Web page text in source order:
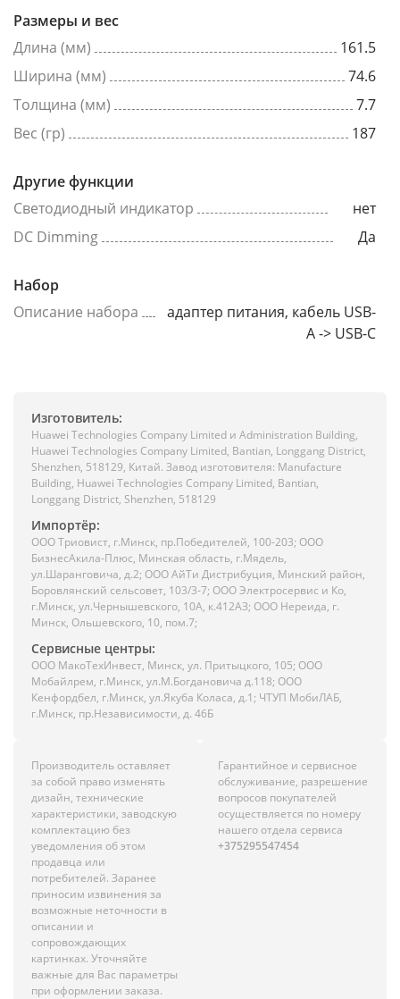
Размеры и вес
Длина (мм)
161.5
Ширина (мм)
74.6
Толщина (мм)
7.7
Вес (гр)
187
Другие функции
Светодиодный индикатор
нет
DC Dimming
Да
Набор
Описание набора
адаптер питания, кабель USB-
A -> USB-C
Изготовитель:
Huawei Technologies Company Limited и Administration Building,
Huawei Technologies Company Limited, Bantian, Longgang District,
Shenzhen, 518129, Китай. Завод изготовителя: Manufacture
Building, Huawei Technologies Company Limited, Bantian,
Longgang District, Shenzhen, 518129
Импортёр:
ООО Триовист, г.Минск, пр.Победителей, 100-203; ООО
БизнесАкила-Плюс, Минская область, г.Мядель,
ул.Шаранговича, д.2; ООО АйТи Дистрибуция, Минский район,
Боровлянский сельсовет, 103/3-7; ООО Электросервис и Ко,
г.Минск, ул.Чернышевского, 10А, к.412АЗ; ООО Нереида, г.
Минск, Ольшевского, 10, пом.7;
Сервисные центры:
ООО МакоТехИнвест, Минск, ул. Притыцкого, 105; ООО
Мобайлрем, г.Минск, ул.М.Богдановича д.118; ООО
Кенфордбел, г.Минск, ул.Якуба Коласа, д.1; ЧТУП МобиЛАБ,
г.Минск, пр.Независимости, д. 46Б
Производитель оставляет
за собой право изменять
дизайн, технические
характеристики, заводскую
комплектацию без
уведомления об этом
продавца или
потребителей. Заранее
приносим извинения за
возможные неточности в
описании и
сопровождающих
картинках. Уточняйте
важные для Вас параметры
при оформлении заказа.
Гарантийное и сервисное
обслуживание, разрешение
вопросов покупателей
осуществляется по номеру
нашего отдела сервиса
+375295547454